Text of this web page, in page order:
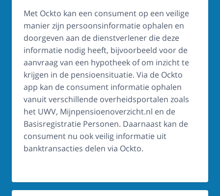
Met Ockto kan een consument op een veilige
manier zijn persoonsinformatie ophalen en
doorgeven aan de dienstverlener die deze
informatie nodig heeft, bijvoorbeeld voor de
aanvraag van een hypotheek of om inzicht te
krijgen in de pensioensituatie. Via de Ockto
app kan de consument informatie ophalen
vanuit verschillende overheidsportalen zoals
het UWV, Mijnpensioenoverzicht.nl en de
Basisregistratie Personen. Daarnaast kan de
consument nu ook veilig informatie uit
banktransacties delen via Ockto.